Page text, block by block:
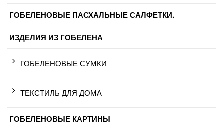
ГОБЕЛЕНОВЫЕ ПАСХАЛЬНЫЕ САЛФЕТКИ.
ИЗДЕЛИЯ ИЗ ГОБЕЛЕНА
ГОБЕЛЕНОВЫЕ СУМКИ
ТЕКСТИЛЬ ДЛЯ ДОМА
ГОБЕЛЕНОВЫЕ КАРТИНЫ